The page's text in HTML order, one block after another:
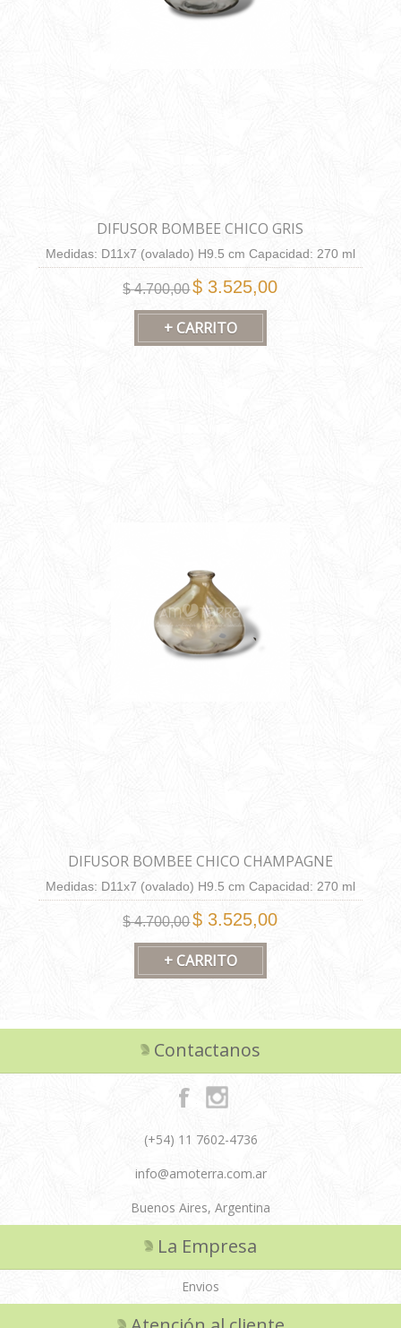
DIFUSOR BOMBEE CHICO GRIS
Medidas: D11x7 (ovalado) H9.5 cm Capacidad: 270 ml
$ 4.700,00$ 3.525,00
DIFUSOR BOMBEE CHICO CHAMPAGNE
Medidas: D11x7 (ovalado) H9.5 cm Capacidad: 270 ml
$ 4.700,00$ 3.525,00
Contactanos
(+54) 11 7602-4736
info@amoterra.com.ar
Buenos Aires, Argentina
La Empresa
Envios